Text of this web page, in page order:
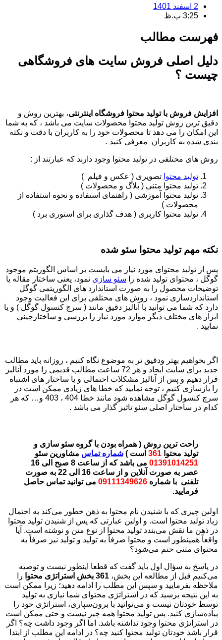
2 اسفند 1401
3:25 ب.ظ
فهرست مطالب
دلیل اصلی فروش سایت های فروشگاهی
چیست ؟
افزایش فروش با تولید محتوا فروشگاه اینترنتی، بهترین روش و
دقیق ترین روش تولید محتوا محصولات سایت می باشد ، که به شما
این امکان را می دهد تا محصولات خود را به کاربران با دقت و نکته
بندی شده به کاربران معرفی کنید .
روش های مختلفی در تولید محتوا وجود دارند که عبارتند از :
تولید محتوا تصویری ( عکس و فیلم )
تولید محتوا متنی ( بلاگ و محصولات )
تولید محتوا آموزشی ( راهنمای استفاده و نحوه استفاده از
محصولات )
تولید محتوا کاربری ( هدف گذاری برای استوری برد )
نکته مهم تولید محتوا سئو شده
پس از تولید محتوای مورد نیاز می بایست بر اساس الگوریتم موجود
گوگل ، محتوای تولید شده را سئو سازی نمود، یعنی ساختار مقاله یا
توضیحات محصول را به صورت استاندارد های الگوریتمی گوگل
استانداردسازی نمود ، روش های محتلفی برای این فعالیت وجود
دارد که شما می توانید با آنالیز دقیق مانند ( سرچ کنسول گوگل ) و یا
ابزار های مختلف دیگر موارد مورد نیاز را بررسی و ساختارچینی
نمایید .
اگر بخواهیم بهتر ودقیق تر به موضوع نگاه کنیم ، روزانه باید مطالب
جدید برای سایت ایجاد و هر 72 ساعت مطالب قدیمی را مورد آنالیز
قرار دهیم و پس از آنالیز مشکلات احتمالی و یا ساختار های اشتباه
را بازسازی کنیم ، توجه نمایید که خطا های زیادی ممکن است در
سرچ کنسول گوگل مشاهده شود مانند خطا 404 ، 403 و… که هر
کدام در ساختار اصلی سئو تاثیر گذار می باشد .
راحت ترین روش ( همراه بودن با گروه سئو سازی و
تولید محتوا 361 است ) شماره تماس مشاورین سئو
01391014251
می باشد که از ساعت 8 صبح الی 16
عصر به صورت آنلاین و از ساعت 16 الی 22 به صورت
تلفنی با شماره 09111349626 می توانید تماس حاصل
فرمایید.
اولین چیزی که با شنیدن نام محتوا به ذهن خطور می‌کند به احتمال
زیاد تولید محتوا است. و اولین عبارتی که پس از شنیدن تولید محتوا
در ذهن ما نقش می‌بندد تولید محتوا از نوع متن و نوشته است. آیا
واقعاً همینطور است و محتوا صرفاً به تولید و تولید نیز صرفاً به
محتوای متنی ختم می‌شود؟
در پاسخ به سؤال اول باید گفت که قطعا اینطور نیست و توصیه
می‌کنیم قبل از مطالعه این بخش، 361 بخش استراتژی محتوا
را
ملاحظه بفرمایید و سپس این مطلب را ادامه دهید؛ زیرا ممکن است
به این نتیجه برسید که در استراتژی محتوای شما نیازی به تولید
توسط خودتان نیست و می‌توانید با برون‌سپاری، استراتژی خود را
پیاده‌سازی کنید. پس تولید محتوا همه چیز نیست و حتی ممکن است
در استراتژی محتوا وجود نداشته باشد. اما اگر وجود داشت چه؟ اگر
قرار باشد خودتان تولید محتوا کنید چه؟ در ادامه این مطلب از ابتدا